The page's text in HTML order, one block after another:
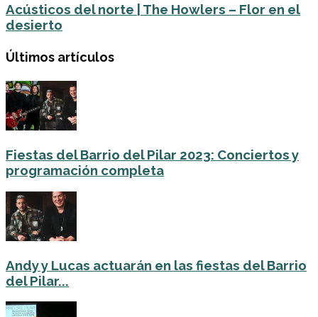
Acústicos del norte | The Howlers – Flor en el
desierto
Últimos artículos
Fiestas del Barrio del Pilar 2023: Conciertos y
programación completa
Andy y Lucas actuarán en las fiestas del Barrio
del Pilar...